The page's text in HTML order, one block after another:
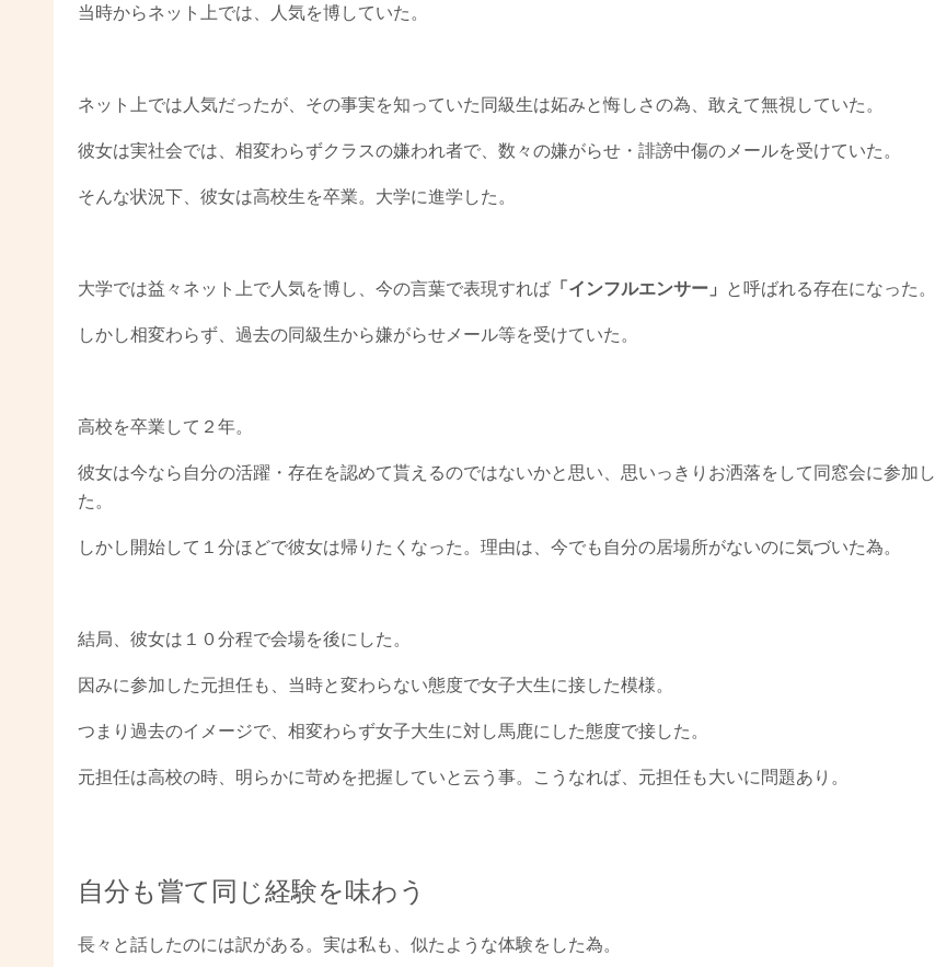
当時からネット上では、人気を博していた。
ネット上では人気だったが、その事実を知っていた同級生は妬みと悔しさの為、敢えて無視していた。
彼女は実社会では、相変わらずクラスの嫌われ者で、数々の嫌がらせ・誹謗中傷のメールを受けていた。
そんな状況下、彼女は高校生を卒業。大学に進学した。
大学では益々ネット上で人気を博し、今の言葉で表現すれば 「インフルエンサー」 と呼ばれる存在になった。
しかし相変わらず、過去の同級生から嫌がらせメール等を受けていた。
高校を卒業して２年。
彼女は今なら自分の活躍・存在を認めて貰えるのではないかと思い、思いっきりお洒落をして同窓会に参加し
た。
しかし開始して１分ほどで彼女は帰りたくなった。理由は、今でも自分の居場所がないのに気づいた為。
結局、彼女は１０分程で会場を後にした。
因みに参加した元担任も、当時と変わらない態度で女子大生に接した模様。
つまり過去のイメージで、相変わらず女子大生に対し馬鹿にした態度で接した。
元担任は高校の時、明らかに苛めを把握していと云う事。こうなれば、元担任も大いに問題あり。
自分も嘗て同じ経験を味わう
長々と話したのには訳がある。実は私も、似たような体験をした為。